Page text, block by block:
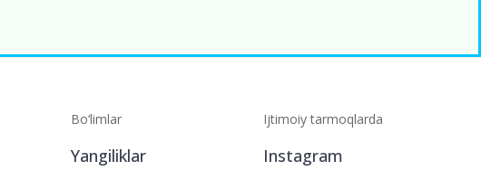
Bo‘limlar
Yangiliklar
Ijtimoiy tarmoqlarda
Instagram